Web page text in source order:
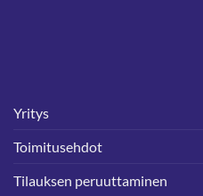
Yritys
Toimitusehdot
Tilauksen peruuttaminen